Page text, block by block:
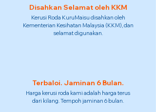
Disahkan Selamat oleh KKM
Kerusi Roda KuruMaisu disahkan oleh
Kementerian Kesihatan Malaysia (KKM), dan
selamat digunakan.
Terbaloi. Jaminan 6 Bulan.
Harga kerusi roda kami adalah harga terus
dari kilang. Tempoh jaminan 6 bulan.